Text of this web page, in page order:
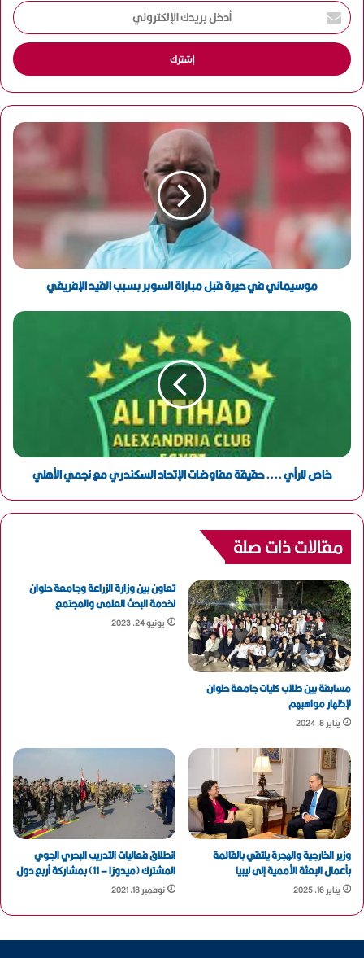
أ
د
خ
ل
ر
ي
د
ك
ل
ك
ر
ي
موسيماني في حيرة قبل مباراة السوبر بسبب القيد الإفريقي
خاص للرأي .... حقيقة مفاوضات الإتحاد السكندري مع نجمي الأهلي
مقالات ذات صلة
مسابقة بين طلاب كليات جامعة حلوان
لإظهار مواهبهم
يناير 8, 2024
تعاون بين وزارة الزراعة وجامعة حلوان
لخدمة البحث العلمى والمجتمع
يونيو 24, 2023
وزير الخارجية والهجرة يلتقي بالقائمة
بأعمال البعثة الأممية إلى ليبيا
يناير 16, 2025
انطلاق فعاليات التدريب البحري الجوي
المشترك (ميدوزا – 11) بمشاركة أربع دول‎
نوفمبر 18, 2021